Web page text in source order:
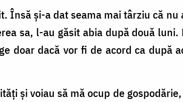
Însă și-a dat seama mai târziu că nu
sa, l-au găsit abia după două luni.
doar dacă vor fi de acord ca după
și voiau să mă ocup de